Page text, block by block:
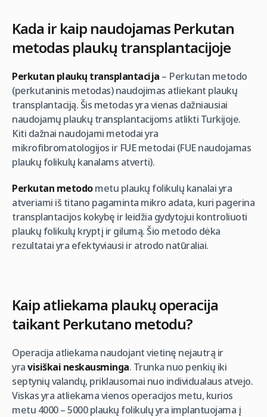
Kada ir kaip naudojamas Perkutan
metodas plaukų transplantacijoje
Perkutan plaukų transplantacija – Perkutan metodo
(perkutaninis metodas) naudojimas atliekant plaukų
transplantaciją. Šis metodas yra vienas dažniausiai
naudojamų plaukų transplantacijoms atlikti Turkijoje.
Kiti dažnai naudojami metodai yra
mikrofibromatologijos ir FUE metodai (FUE naudojamas
plaukų folikulų kanalams atverti).
Perkutan metodometu plaukų folikulų kanalai yra
atveriami iš titano pagaminta mikro adata, kuri pagerina
transplantacijos kokybę ir leidžia gydytojui kontroliuoti
plaukų folikulų kryptį ir gilumą. Šio metodo dėka
rezultatai yra efektyviausi ir atrodo natūraliai.
Kaip atliekama plaukų operacija
taikant Perkutano metodu?
Operacija atliekama naudojant vietinę nejautrą ir
yravisiškai neskausminga. Trunka nuo penkių iki
septynių valandų, priklausomai nuo individualaus atvejo.
Viskas yra atliekama vienos operacijos metu, kurios
metu 4000 – 5000 plaukų folikulų yra implantuojama į